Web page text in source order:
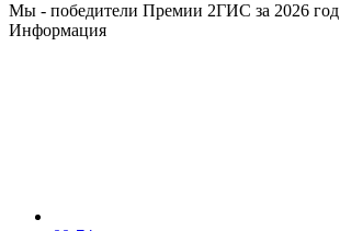
Мы - победители Премии 2ГИС за 2026 год
Информация